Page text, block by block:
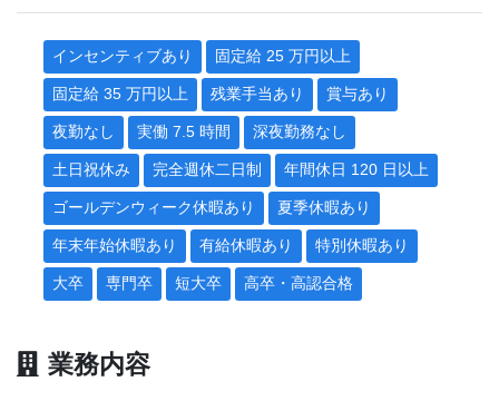
インセンティブあり 固定給 25 万円以上
固定給 35 万円以上 残業手当あり 賞与あり
夜勤なし 実働 7.5 時間 深夜勤務なし
土日祝休み 完全週休二日制 年間休日 120 日以上
ゴールデンウィーク休暇あり 夏季休暇あり
年末年始休暇あり 有給休暇あり 特別休暇あり
大卒 専門卒 短大卒 高卒・高認合格
業務内容